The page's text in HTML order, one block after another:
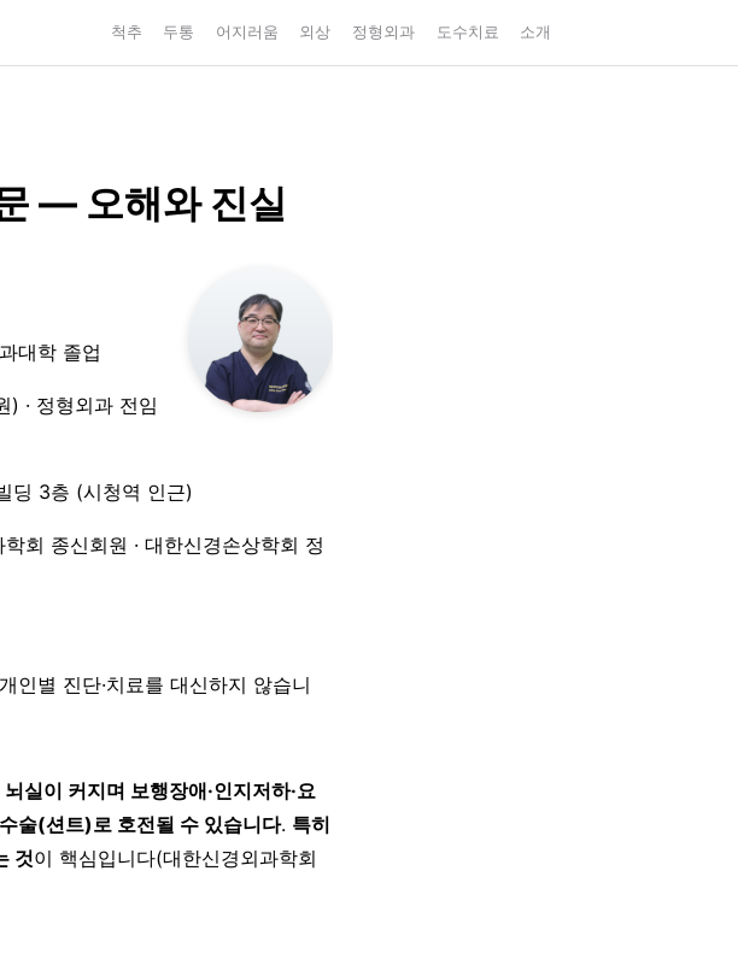
척추 두통 어지러움 외상 정형외과 도수치료 소개
— 오해와 진실
대학 졸업
· 정형외과 전임
딩 3층 (시청역 인근)
회 종신회원 · 대한신경손상학회 정
인별 진단·치료를 대신하지 않습니
실이 커지며 보행장애·인지저하·요
술(션트)로 호전될 수 있습니다. 특히
것이 핵심입니다(대한신경외과학회